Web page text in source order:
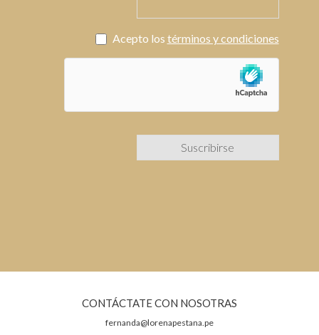
Acepto los términos y condiciones
CONTÁCTATE CON NOSOTRAS
fernanda@lorenapestana.pe